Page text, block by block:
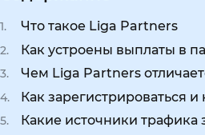
Что такое Liga Partners
Как устроены выплаты в
Чем Liga Partners
Как зарегистрироваться
Какие источники